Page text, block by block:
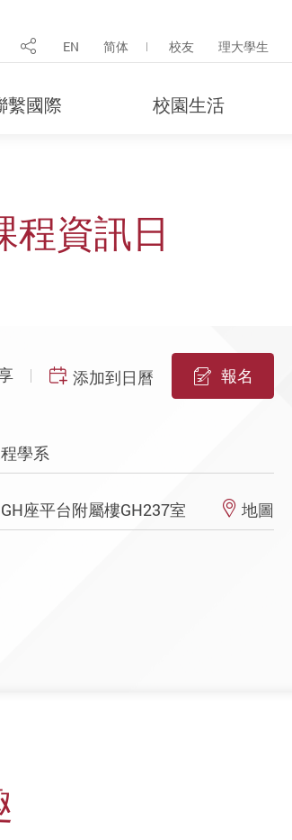
Open Site Search Popup
分享 EN 简体 校友 理大學生
繫國際 校園生活
程資訊日
添加到日曆 報名
學系
座平台附屬樓GH237室 地圖